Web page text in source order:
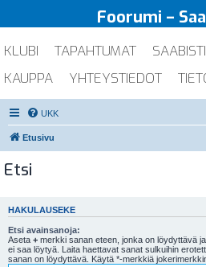
Foorumi –
KLUBI TAPAHTUMAT SAABISTI
KAUPPA
YHTEYSTIEDOT
UKK
Etusivu
Etsi
HAKULAUSEKE
Etsi avainsanoja:
Aseta + merkki sanan eteen, jonka on löydyttävä ja
ei saa löytyä. Laita haettavat sanat sulkuihin
sanan on löydyttävä. Käytä *-merkkiä